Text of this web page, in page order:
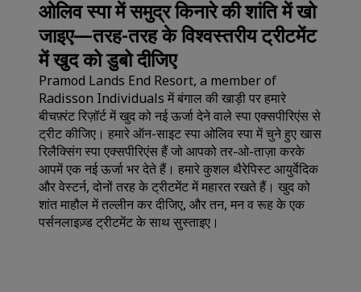
ओलिव स्पा में समुद्र किनारे की शांति में खो
जाइए—तरह-तरह के विश्वस्तरीय ट्रीटमेंट
में खुद को डुबो दीजिए
Pramod Lands End Resort, a member of
Radisson Individuals में बंगाल की खाड़ी पर हमारे
बीचफ़्रंट रिज़ॉर्ट में खुद को नई ऊर्जा देने वाले स्पा एक्सपीरिएंस से
ट्रीट कीजिए। हमारे ऑन-साइट स्पा ओलिव स्पा में चुने हुए खास
रिलैक्सिंग स्पा एक्सपीरिएंस हैं जो आपको तर-ओ-ताज़ा करके
आपमें एक नई ऊर्जा भर देते हैं। हमारे कुशल थैरेपिस्ट आयुर्वेदिक
और वेस्टर्न, दोनों तरह के ट्रीटमेंट में महारत रखते हैं। खुद को
शांत माहौल में तल्लीन कर दीजिए, और तन, मन व रूह के एक
पर्सनलाइज़्ड ट्रीटमेंट के साथ सुस्ताइए।